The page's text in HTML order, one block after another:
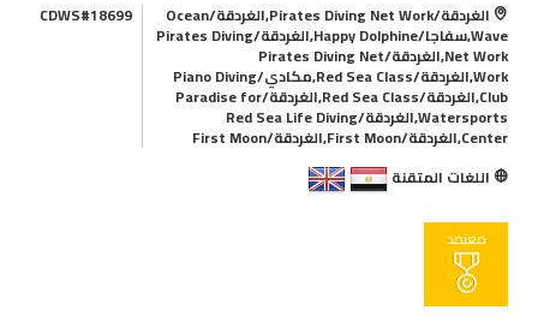
الغردقة/Pirates Diving Net Work,الغردقة/Ocean
Wave,سفاجا/Happy Dolphine,الغردقة/Pirates Diving
Net Work,الغردقة/Pirates Diving Net
Work,الغردقة/Red Sea Class,مكادي/Piano Diving
Club,الغردقة/Red Sea Class,الغردقة/Paradise for
Watersports,الغردقة/Red Sea Life Diving
Center,الغردقة/First Moon,الغردقة/First Moon
CDWS#18699
اللغات المتقنة
معتمد